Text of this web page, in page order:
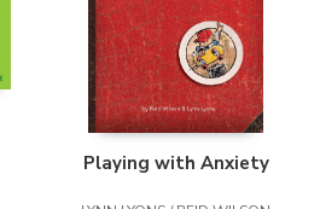
Playing with Anxiety